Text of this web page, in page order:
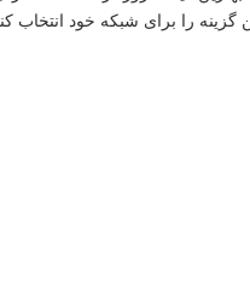
را برای شبکه خود انتخاب